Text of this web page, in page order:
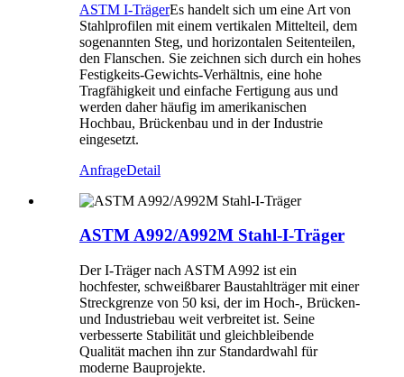
ASTM I-TrägerEs handelt sich um eine Art von
Stahlprofilen mit einem vertikalen Mittelteil, dem
sogenannten Steg, und horizontalen Seitenteilen,
den Flanschen. Sie zeichnen sich durch ein hohes
Festigkeits-Gewichts-Verhältnis, eine hohe
Tragfähigkeit und einfache Fertigung aus und
werden daher häufig im amerikanischen
Hochbau, Brückenbau und in der Industrie
eingesetzt.
AnfrageDetail
ASTM A992/A992M Stahl-I-Träger
Der I-Träger nach ASTM A992 ist ein
hochfester, schweißbarer Baustahlträger mit einer
Streckgrenze von 50 ksi, der im Hoch-, Brücken-
und Industriebau weit verbreitet ist. Seine
verbesserte Stabilität und gleichbleibende
Qualität machen ihn zur Standardwahl für
moderne Bauprojekte.